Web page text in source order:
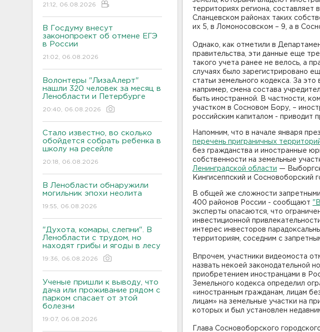
21:12, 06.08.2026
В Госдуму внесут
законопроект об отмене ЕГЭ
в России
21:02, 06.08.2026
Волонтеры "ЛизаАлерт"
нашли 320 человек за месяц в
Ленобласти и Петербурге
20:40, 06.08.2026
Стало известно, во сколько
обойдется собрать ребенка в
школу на ресейле
20:18, 06.08.2026
В Ленобласти обнаружили
могильник эпохи неолита
19:55, 06.08.2026
"Духота, комары, слепни". В
Ленобласти с трудом, но
находят грибы и ягоды в лесу
19:36, 06.08.2026
Ученые пришли к выводу, что
дача или проживание рядом с
парком спасает от этой
болезни
19:07, 06.08.2026
территориях региона, составляет
Сланцевском районах таких
их 5, в Ломоносовском – 9, а в
Однако, как отметили в
правительства, эти данные еще
такого учета ранее не велось, а
случаях было зарегистрировано
статьи земельного кодекса. За
например, смена состава
быть иностранной. В частности,
участком в Сосновом Бору, –
российским капиталом - приводит
Напомним, что в начале января
перечень приграничных
без гражданства и иностранные
собственности на земельные
Ленинградской области —
Кингисеппский и Сосновоборский
В общей же сложности
400 районов России - сообщают
эксперты опасаются, что
инвестиционной
интерес инвесторов
территориям, соседним с
Впрочем, участники видеомоста
назвать некоей законодательной
приобретением иностранцами в
Земельного кодекса определил
«иностранным гражданам, лицам
лицам» на земельные участки на
которых и был установлен
Глава Сосновоборского